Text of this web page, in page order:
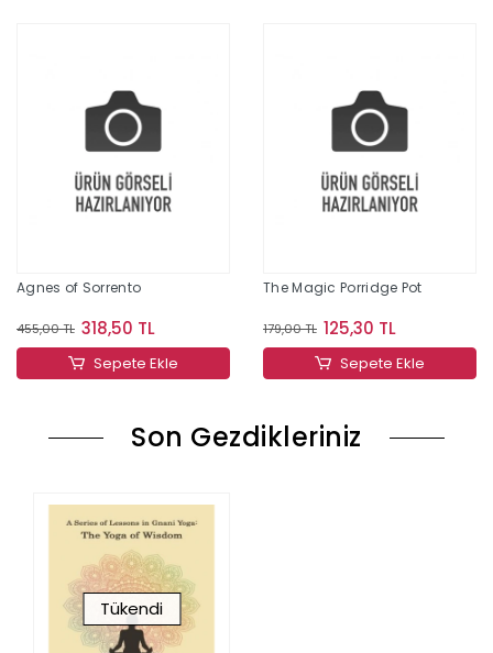
Agnes of Sorrento
455,00 TL 318,50 TL
Sepete Ekle
The Magic Porridge Pot
179,00 TL 125,30 TL
Sepete Ekle
Son Gezdikleriniz
Tükendi